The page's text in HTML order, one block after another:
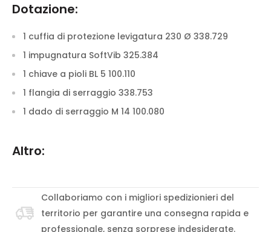
Dotazione:
1 cuffia di protezione levigatura 230 Ø 338.729
1 impugnatura SoftVib 325.384
1 chiave a pioli BL 5 100.110
1 flangia di serraggio 338.753
1 dado di serraggio M 14 100.080
Altro:
Collaboriamo con i migliori spedizionieri del
territorio per garantire una consegna rapida e
professionale, senza sorprese indesiderate.